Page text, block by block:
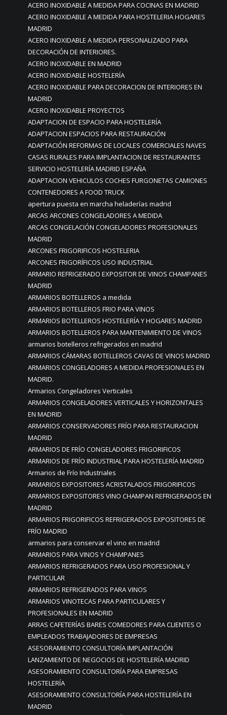
ACERO INOXIDABLE A MEDIDA PARA COCINAS EN MADRID
ACERO INOXIDABLE A MEDIDA PARA HOSTELERIA HOGARES
MADRID
ACERO INOXIDABLE A MEDIDA PERSONALIZADO PARA
DECORACIÓN DE INTERIORES.
ACERO INOXIDABLE EN MADRID
ACERO INOXIDABLE HOSTELERÍA
ACERO INOXIDABLE PARA DECORACION DE INTERIORES EN
MADRID
ACERO INOXIDABLE PROYECTOS
ADAPTACION DE ESPACIO PARA HOSTELERÍA
ADAPTACION ESPACIOS PARA RESTAURACIÓN
ADAPTACIÓN REFORMAS DE LOCALES COMERCIALES NAVES
CASAS RURALES PARA IMPLANTACION DE RESTAURANTES
SERVICIO HOSTELERÍA MADRID ESPAÑA
ADAPTACION VEHICULOS COCHES FURGONETAS CAMIONES
CONTENEDORES A FOOD TRUCK
apertura puesta en marcha heladerías madrid
ARCAS ARCONES CONGELADORES A MEDIDA
ARCAS CONGELACIÓN CONGELADORES PROFESIONALES
MADRID
ARCONES FRIGORIFICOS HOSTELERIA
ARCONES FRIGORÍFICOS USO INDUSTRIAL
ARMARIO REFRIGERADO EXPOSITOR DE VINOS CHAMPANES
MADRID
ARMARIOS BOTELLEROS a medida
ARMARIOS BOTELLEROS FRIO PARA VINOS
ARMARIOS BOTELLEROS HOSTELERÍA Y HOGARES MADRID
ARMARIOS BOTELLEROS PARA MANTENIMIENTO DE VINOS
armarios botelleros refrigerados en madrid
ARMARIOS CÁMARAS BOTELLEROS CAVAS DE VINOS MADRID
ARMARIOS CONGELADORES A MEDIDA PROFESIONALES EN
MADRID.
Armarios Congeladores Verticales
ARMARIOS CONGELADORES VERTICALES Y HORIZONTALES
EN MADRID
ARMARIOS CONSERVADORES FRÍO PARA RESTAURACION
MADRID
ARMARIOS DE FRÍO CONGELADORES FRIGORIFICOS
ARMARIOS DE FRÍO INDUSTRIAL PARA HOSTELERÍA MADRID
Armarios de Frío Industriales
ARMARIOS EXPOSITORES ACRISTALADOS FRIGORIFICOS
ARMARIOS EXPOSITORES VINO CHAMPAN REFRIGERADOS EN
MADRID
ARMARIOS FRIGORIFICOS REFRIGERADOS EXPOSITORES DE
FRÍO MADRID
armarios para conservar el vino en madrid
ARMARIOS PARA VINOS Y CHAMPANES
ARMARIOS REFRIGERADOS PARA USO PROFESIONAL Y
PARTICULAR
ARMARIOS REFRIGERADOS PARA VINOS
ARMARIOS VINOTECAS PARA PARTICULARES Y
PROFESIONALES EN MADRID
ARRAS CAFETERÍAS BARES COMEDORES PARA CLIENTES O
EMPLEADOS TRABAJADORES DE EMPRESAS
ASESORAMIENTO CONSULTORÍA IMPLANTACIÓN
LANZAMIENTO DE NEGOCIOS DE HOSTELERÍA MADRID
ASESORAMIENTO CONSULTORÍA PARA EMPRESAS
HOSTELERÍA
ASESORAMIENTO CONSULTORÍA PARA HOSTELERÍA EN
MADRID